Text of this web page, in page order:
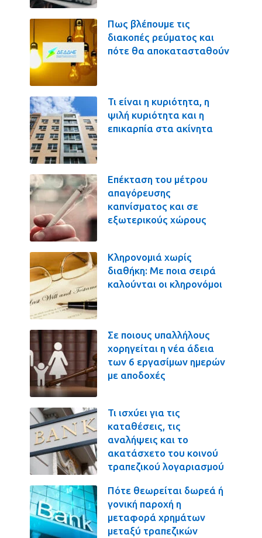
Πως βλέπουμε τις
διακοπές ρεύματος και
πότε θα αποκατασταθούν
Τι είναι η κυριότητα, η
ψιλή κυριότητα και η
επικαρπία στα ακίνητα
Επέκταση του μέτρου
απαγόρευσης
καπνίσματος και σε
εξωτερικούς χώρους
Κληρονομιά χωρίς
διαθήκη: Με ποια σειρά
καλούνται οι κληρονόμοι
Σε ποιους υπαλλήλους
χορηγείται η νέα άδεια
των 6 εργασίμων ημερών
με αποδοχές
Τι ισχύει για τις
καταθέσεις, τις
αναλήψεις και το
ακατάσχετο του κοινού
τραπεζικού λογαριασμού
Πότε θεωρείται δωρεά ή
γονική παροχή η
μεταφορά χρημάτων
μεταξύ τραπεζικών